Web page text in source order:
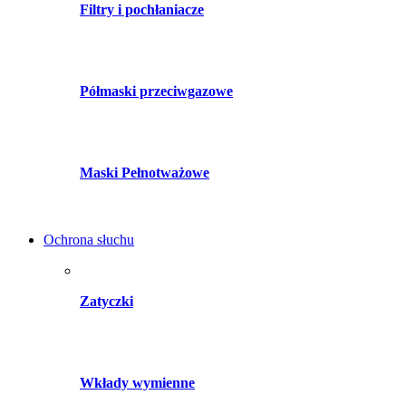
Filtry i pochłaniacze
Półmaski przeciwgazowe
Maski Pełnotważowe
Ochrona słuchu
Zatyczki
Wkłady wymienne